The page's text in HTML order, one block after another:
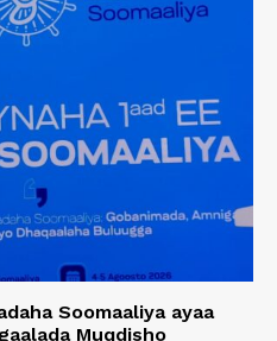
Soomaaliya ayaa
Muqdisho